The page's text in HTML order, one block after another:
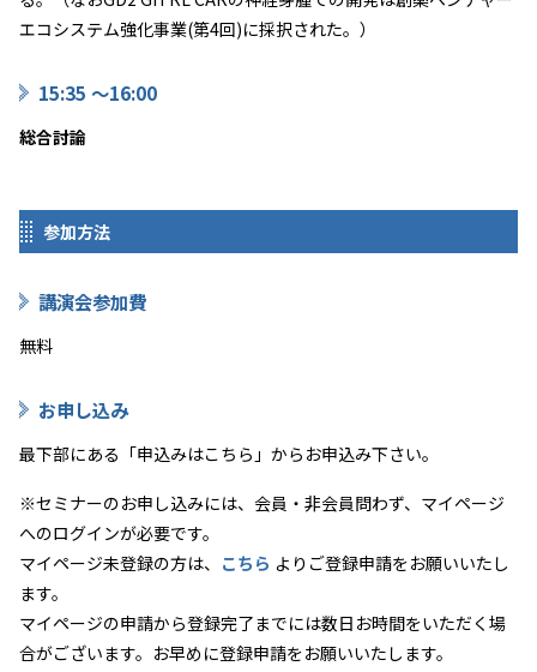
エコシステム強化事業(第4回)に採択された。）
15:35 ～16:00
総合討論
参加方法
講演会参加費
無料
お申し込み
最下部にある「申込みはこちら」からお申込み下さい。
※セミナーのお申し込みには、会員・非会員問わず、マイページ
へのログインが必要です。
マイページ未登録の方は、 こちら よりご登録申請をお願いいたし
ます。
マイページの申請から登録完了までには数日お時間をいただく場
合がございます。お早めに登録申請をお願いいたします。